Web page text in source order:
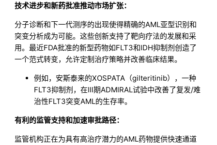
技术进步和新药批准推动市场扩张：
分子诊断和下一代测序的出现使得精确的AML亚型识别和
突变分析成为可能。这些创新支持了靶向疗法的发展和采
用。最近FDA批准的新型药物如FLT3和IDH抑制剂创造了
一个范式转变，允许定制治疗策略并改善临床结果。
例如，安斯泰来的XOSPATA（gilteritinib），一种
FLT3抑制剂，在III期ADMIRAL试验中改善了复发/难
治性FLT3突变AML的生存率。
有利的监管支持和加速审批路径：
监管机构正在为具有高治疗潜力的AML药物提供快速通道